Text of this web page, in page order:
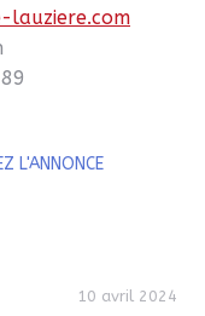
lauziere.com
L'ANNONCE
10 avril 2024